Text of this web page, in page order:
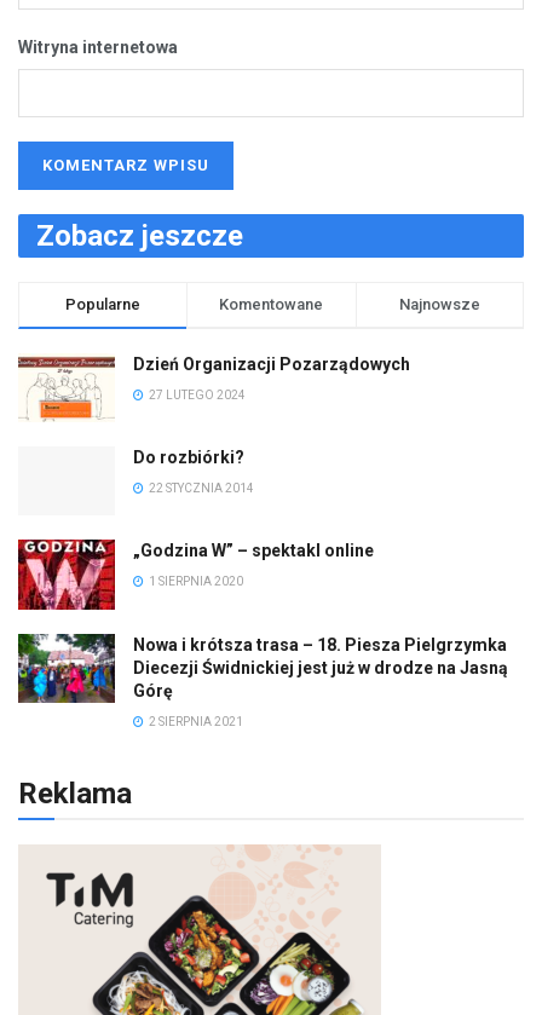
Witryna internetowa
Zobacz jeszcze
Popularne Komentowane Najnowsze
Dzień Organizacji Pozarządowych
27 LUTEGO 2024
Do rozbiórki?
22 STYCZNIA 2014
„Godzina W” – spektakl online
1 SIERPNIA 2020
Nowa i krótsza trasa – 18. Piesza Pielgrzymka
Diecezji Świdnickiej jest już w drodze na Jasną
Górę
2 SIERPNIA 2021
Reklama